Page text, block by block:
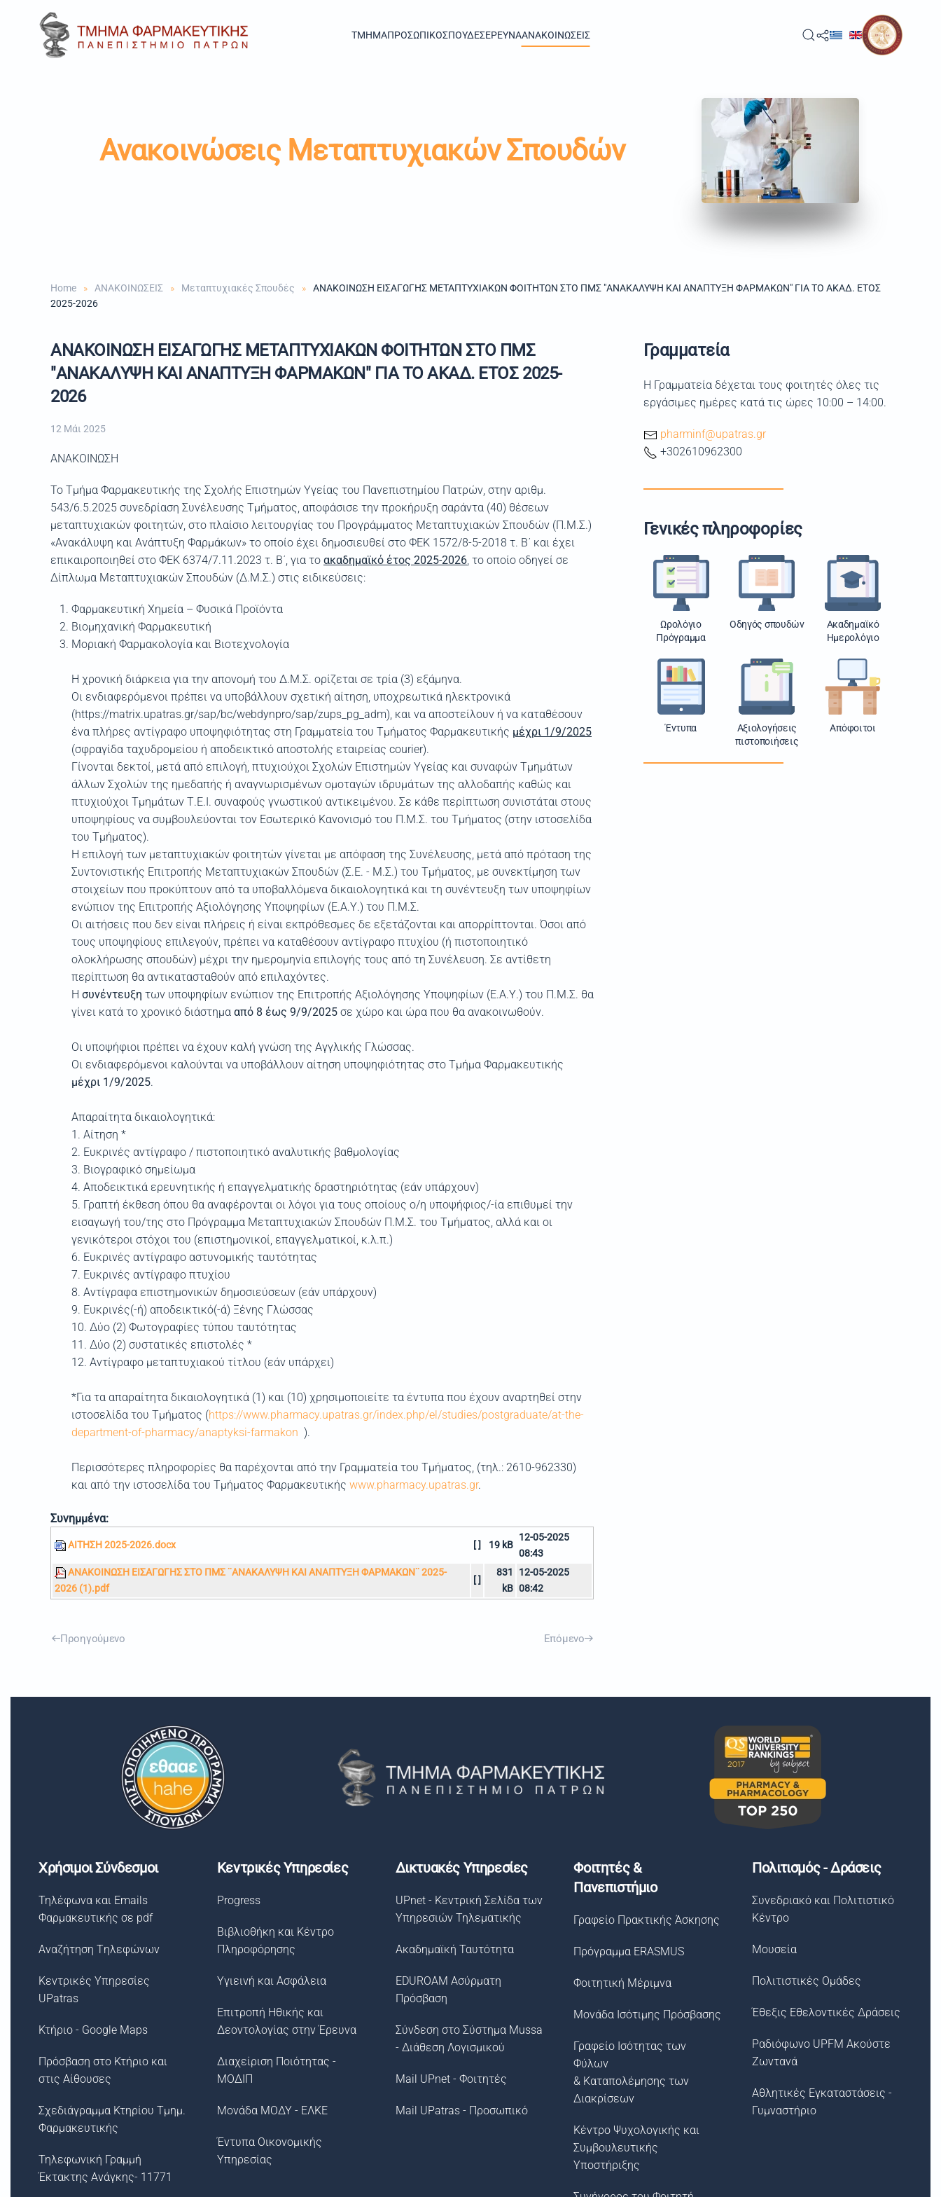
Skip to main content TMHMAΠΡΟΣΩΠΙΚΟΣΠΟΥΔΕΣΕΡΕΥΝΑΑΝΑΚΟΙΝΩΣΕΙΣ
Ανακοινώσεις Μεταπτυχιακών Σπουδών
Home ΑΝΑΚΟΙΝΩΣΕΙΣ Μεταπτυχιακές Σπουδές
ΑΝΑΚΟΙΝΩΣΗ ΕΙΣΑΓΩΓΗΣ ΜΕΤΑΠΤΥΧΙΑΚΩΝ ΦΟΙΤΗΤΩΝ ΣΤΟ ΠΜΣ "ΑΝΑΚΑΛΥΨΗ ΚΑΙ ΑΝΑΠΤΥΞΗ ΦΑΡΜΑΚΩΝ" ΓΙΑ ΤΟ ΑΚΑΔ. ΕΤΟΣ
2025-2026
ΑΝΑΚΟΙΝΩΣΗ ΕΙΣΑΓΩΓΗΣ ΜΕΤΑΠΤΥΧΙΑΚΩΝ ΦΟΙΤΗΤΩΝ ΣΤΟ ΠΜΣ
"ΑΝΑΚΑΛΥΨΗ ΚΑΙ ΑΝΑΠΤΥΞΗ ΦΑΡΜΑΚΩΝ" ΓΙΑ ΤΟ ΑΚΑΔ. ΕΤΟΣ 2025-
2026
12 Μάι 2025
ΑΝΑΚΟΙΝΩΣΗ
Το Τμήμα Φαρμακευτικής της Σχολής Επιστημών Υγείας του Πανεπιστημίου Πατρών, στην αριθμ.
543/6.5.2025 συνεδρίαση Συνέλευσης Τμήματος, αποφάσισε την προκήρυξη σαράντα (40) θέσεων
μεταπτυχιακών φοιτητών, στο πλαίσιο λειτουργίας του Προγράμματος Μεταπτυχιακών Σπουδών (Π.Μ.Σ.)
«Ανακάλυψη και Ανάπτυξη Φαρμάκων» το οποίο έχει δημοσιευθεί στο ΦΕΚ 1572/8-5-2018 τ. Β΄ και έχει
επικαιροποιηθεί στο ΦΕΚ 6374/7.11.2023 τ. Β΄, για το ακαδημαϊκό έτος 2025-2026, το οποίο οδηγεί σε
Δίπλωμα Μεταπτυχιακών Σπουδών (Δ.Μ.Σ.) στις ειδικεύσεις:
Φαρμακευτική Χημεία – Φυσικά Προϊόντα
Βιομηχανική Φαρμακευτική
Μοριακή Φαρμακολογία και Βιοτεχνολογία
Η χρονική διάρκεια για την απονομή του Δ.Μ.Σ. ορίζεται σε τρία (3) εξάμηνα.
Οι ενδιαφερόμενοι πρέπει να υποβάλλουν σχετική αίτηση, υποχρεωτικά ηλεκτρονικά
(https://matrix.upatras.gr/sap/bc/webdynpro/sap/zups_pg_adm), και να αποστείλουν ή να καταθέσουν
ένα πλήρες αντίγραφο υποψηφιότητας στη Γραμματεία του Τμήματος Φαρμακευτικής μέχρι 1/9/2025
(σφραγίδα ταχυδρομείου ή αποδεικτικό αποστολής εταιρείας courier).
Γίνονται δεκτοί, μετά από επιλογή, πτυχιούχοι Σχολών Επιστημών Υγείας και συναφών Τμημάτων
άλλων Σχολών της ημεδαπής ή αναγνωρισμένων ομοταγών ιδρυμάτων της αλλοδαπής καθώς και
πτυχιούχοι Τμημάτων Τ.Ε.Ι. συναφούς γνωστικού αντικειμένου. Σε κάθε περίπτωση συνιστάται στους
υποψηφίους να συμβουλεύονται τον Εσωτερικό Κανονισμό του Π.Μ.Σ. του Τμήματος (στην ιστοσελίδα
του Τμήματος).
Η επιλογή των μεταπτυχιακών φοιτητών γίνεται με απόφαση της Συνέλευσης, μετά από πρόταση της
Συντονιστικής Επιτροπής Μεταπτυχιακών Σπουδών (Σ.Ε. - M.Σ.) του Τμήματος, με συνεκτίμηση των
στοιχείων που προκύπτουν από τα υποβαλλόμενα δικαιολογητικά και τη συνέντευξη των υποψηφίων
ενώπιον της Επιτροπής Αξιολόγησης Υποψηφίων (Ε.Α.Υ.) του Π.Μ.Σ.
Οι αιτήσεις που δεν είναι πλήρεις ή είναι εκπρόθεσμες δε εξετάζονται και απορρίπτονται. Όσοι από
τους υποψηφίους επιλεγούν, πρέπει να καταθέσουν αντίγραφο πτυχίου (ή πιστοποιητικό
ολοκλήρωσης σπουδών) μέχρι την ημερομηνία επιλογής τους από τη Συνέλευση. Σε αντίθετη
περίπτωση θα αντικατασταθούν από επιλαχόντες.
Η συνέντευξη των υποψηφίων ενώπιον της Επιτροπής Αξιολόγησης Υποψηφίων (Ε.Α.Υ.) του Π.Μ.Σ. θα
γίνει κατά το χρονικό διάστημα από 8 έως 9/9/2025 σε χώρο και ώρα που θα ανακοινωθούν.
Οι υποψήφιοι πρέπει να έχουν καλή γνώση της Αγγλικής Γλώσσας.
Οι ενδιαφερόμενοι καλούνται να υποβάλλουν αίτηση υποψηφιότητας στο Τμήμα Φαρμακευτικής
μέχρι 1/9/2025.
Απαραίτητα δικαιολογητικά:
1. Αίτηση *
2. Ευκρινές αντίγραφο / πιστοποιητικό αναλυτικής βαθμολογίας
3. Βιογραφικό σημείωμα
4. Αποδεικτικά ερευνητικής ή επαγγελματικής δραστηριότητας (εάν υπάρχουν)
5. Γραπτή έκθεση όπου θα αναφέρονται οι λόγοι για τους οποίους ο/η υποψήφιος/-ία επιθυμεί την
εισαγωγή του/της στο Πρόγραμμα Μεταπτυχιακών Σπουδών Π.Μ.Σ. του Τμήματος, αλλά και οι
γενικότεροι στόχοι του (επιστημονικοί, επαγγελματικοί, κ.λ.π.)
6. Ευκρινές αντίγραφο αστυνομικής ταυτότητας
7. Ευκρινές αντίγραφο πτυχίου
8. Αντίγραφα επιστημονικών δημοσιεύσεων (εάν υπάρχουν)
9. Ευκρινές(-ή) αποδεικτικό(-ά) Ξένης Γλώσσας
10. Δύο (2) Φωτογραφίες τύπου ταυτότητας
11. Δύο (2) συστατικές επιστολές *
12. Αντίγραφο μεταπτυχιακού τίτλου (εάν υπάρχει)
*Για τα απαραίτητα δικαιολογητικά (1) και (10) χρησιμοποιείτε τα έντυπα που έχουν αναρτηθεί στην
ιστοσελίδα του Τμήματος (https://www.pharmacy.upatras.gr/index.php/el/studies/postgraduate/at-the-
department-of-pharmacy/anaptyksi-farmakon ).
Περισσότερες πληροφορίες θα παρέχονται από την Γραμματεία του Τμήματος, (τηλ.: 2610-962330)
και από την ιστοσελίδα του Τμήματος Φαρμακευτικής www.pharmacy.upatras.gr.
Συνημμένα:
ΑΙΤΗΣΗ 2025-2026.docx [ ] 19 kB
12-05-2025
08:43
ΑΝΑΚΟΙΝΩΣΗ ΕΙΣΑΓΩΓΗΣ ΣΤΟ ΠΜΣ ¨ΑΝΑΚΑΛΥΨΗ ΚΑΙ ΑΝΑΠΤΥΞΗ ΦΑΡΜΑΚΩΝ¨ 2025-
2026 (1).pdf
[ ]
831
kB
12-05-2025
08:42
Προηγούμενο Επόμενο
Γραμματεία
Η Γραμματεία δέχεται τους φοιτητές όλες τις
εργάσιμες ημέρες κατά τις ώρες 10:00 – 14:00.
pharminf@upatras.gr
+302610962300
Γενικές πληροφορίες
Ωρολόγιο
Πρόγραμμα
Οδηγός σπουδών
Ακαδημαϊκό
Ημερολόγιο
Έντυπα
Αξιολογήσεις
πιστοποιήσεις
Απόφοιτοι
Χρήσιμοι Σύνδεσμοι
Τηλέφωνα και Emails
Φαρμακευτικής σε pdf
Αναζήτηση Tηλεφώνων
Κεντρικές Υπηρεσίες
UPatras
Κτήριο - Google Maps
Πρόσβαση στο Κτήριο και
στις Αίθουσες
Σχεδιάγραμμα Κτηρίου Τμημ.
Φαρμακευτικής
Τηλεφωνική Γραμμή
Έκτακτης Ανάγκης- 11771
Κεντρικές Υπηρεσίες
Progress
Βιβλιοθήκη και Κέντρο
Πληροφόρησης
Υγιεινή και Ασφάλεια
Επιτροπή Ηθικής και
Δεοντολογίας στην Έρευνα
Διαχείριση Ποιότητας -
ΜΟΔΙΠ
Μονάδα ΜΟΔΥ - ΕΛΚΕ
Έντυπα Οικονομικής
Υπηρεσίας
Δικτυακές Υπηρεσίες
UPnet - Κεντρική Σελίδα των
Υπηρεσιών Τηλεματικής
Ακαδημαϊκή Ταυτότητα
EDUROAM Ασύρματη
Πρόσβαση
Σύνδεση στο Σύστημα Μussa
- Διάθεση Λογισμικού
Mail UPnet - Φοιτητές
Mail UPatras - Προσωπικό
Φοιτητές &
Πανεπιστήμιο
Γραφείο Πρακτικής Άσκησης
Πρόγραμμα ERASMUS
Φοιτητική Μέριμνα
Μονάδα Ισότιμης Πρόσβασης
Γραφείο Ισότητας των
Φύλων
& Καταπολέμησης των
Διακρίσεων
Κέντρο Ψυχολογικής και
Συμβουλευτικής
Υποστήριξης
Πολιτισμός - Δράσεις
Συνεδριακό και Πολιτιστικό
Κέντρο
Μουσεία
Πολιτιστικές Ομάδες
Έθεξις Εθελοντικές Δράσεις
Ραδιόφωνο UPFM Ακούστε
Ζωντανά
Αθλητικές Εγκαταστάσεις -
Γυμναστήριο